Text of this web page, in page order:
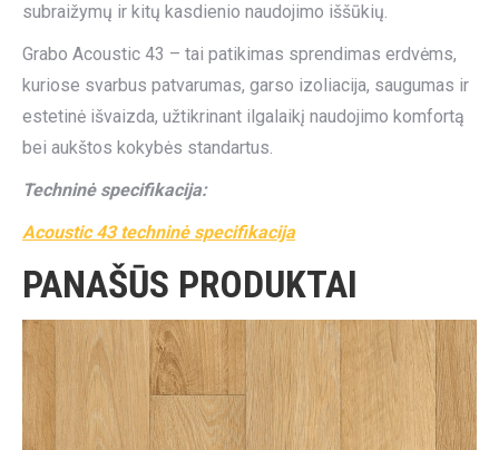
subraižymų ir kitų kasdienio naudojimo iššūkių.
Grabo Acoustic 43 – tai patikimas sprendimas erdvėms,
kuriose svarbus patvarumas, garso izoliacija, saugumas ir
estetinė išvaizda, užtikrinant ilgalaikį naudojimo komfortą
bei aukštos kokybės standartus.
Techninė specifikacija:
Acoustic 43 techninė specifikacija
PANAŠŪS PRODUKTAI